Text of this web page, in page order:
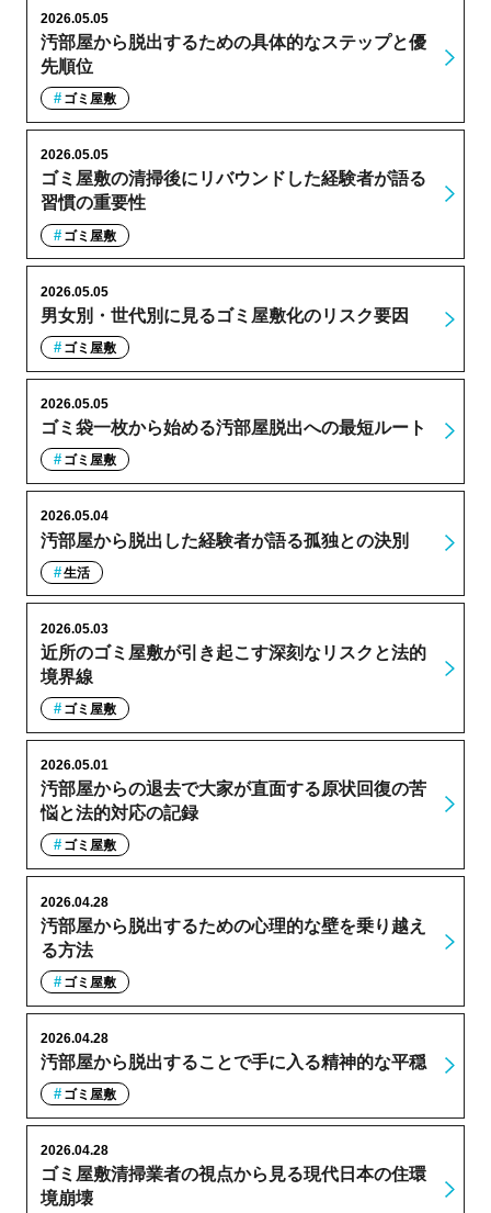
汚部屋から脱出するための具体的なステップと優
先順位
2026.05.05
ゴミ屋敷
ゴミ屋敷の清掃後にリバウンドした経験者が語る
習慣の重要性
2026.05.05
ゴミ屋敷
男女別・世代別に見るゴミ屋敷化のリスク要因
2026.05.05
ゴミ屋敷
ゴミ袋一枚から始める汚部屋脱出への最短ルート
2026.05.05
ゴミ屋敷
汚部屋から脱出した経験者が語る孤独との決別
2026.05.04
生活
近所のゴミ屋敷が引き起こす深刻なリスクと法的
境界線
2026.05.03
ゴミ屋敷
汚部屋からの退去で大家が直面する原状回復の苦
悩と法的対応の記録
2026.05.01
ゴミ屋敷
汚部屋から脱出するための心理的な壁を乗り越え
る方法
2026.04.28
ゴミ屋敷
汚部屋から脱出することで手に入る精神的な平穏
2026.04.28
ゴミ屋敷
ゴミ屋敷清掃業者の視点から見る現代日本の住環
境崩壊
2026.04.28